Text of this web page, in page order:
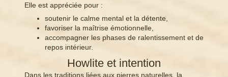
Elle est appréciée pour :
soutenir le calme mental et la détente,
favoriser la maîtrise émotionnelle,
accompagner les phases de ralentissement et de
repos intérieur.
Howlite et intention
Dans les traditions liées aux pierres naturelles, la